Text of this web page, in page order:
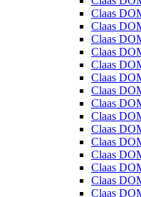
Claas
Claas
Claas
Claas
Claas
Claas
Claas
Claas
Claas
Claas
Claas
Claas
Claas
Claas
Claas